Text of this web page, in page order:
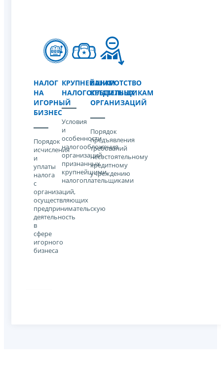
НАЛОГ
НА
ИГОРНЫЙ
БИЗНЕС
Порядок
исчисления
и
уплаты
налога
с
организаций,
осуществляющих
предпринимательскую
деятельность
в
сфере
игорного
бизнеса
КРУПНЕЙШИМ
НАЛОГОПЛАТЕЛЬЩИКАМ
Условия
и
особенности
налогообложения
организаций,
признанных
крупнейшими
налогоплательщиками
БАНКРОТСТВО
КРЕДИТНЫХ
ОРГАНИЗАЦИЙ
Порядок
предъявления
требований
несостоятельному
кредитному
учреждению